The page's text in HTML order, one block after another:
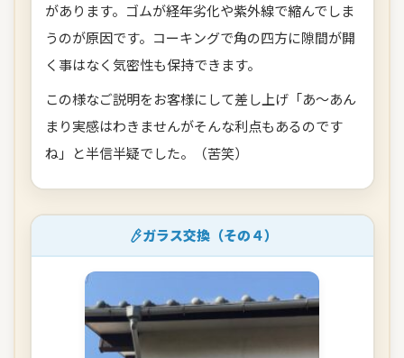
があります。ゴムが経年劣化や紫外線で縮んでしま
うのが原因です。コーキングで角の四方に隙間が開
く事はなく気密性も保持できます。
この様なご説明をお客様にして差し上げ「あ～あん
まり実感はわきませんがそんな利点もあるのです
ね」と半信半疑でした。（苦笑）
ガラス交換（その４）